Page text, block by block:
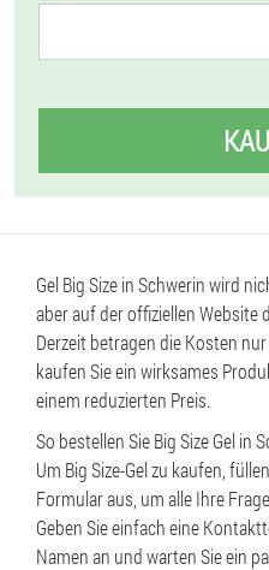
Gel Big Size in Schwerin wird
aber auf der offiziellen Website
Derzeit betragen die Kosten
kaufen Sie ein wirksames
einem reduzierten Preis.
So bestellen Sie Big Size Gel in
Um Big Size-Gel zu kaufen,
Formular aus, um alle Ihre
Geben Sie einfach eine
Namen an und warten Sie ein